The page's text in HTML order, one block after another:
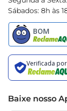
Sábados: 8h às
Baixe nosso